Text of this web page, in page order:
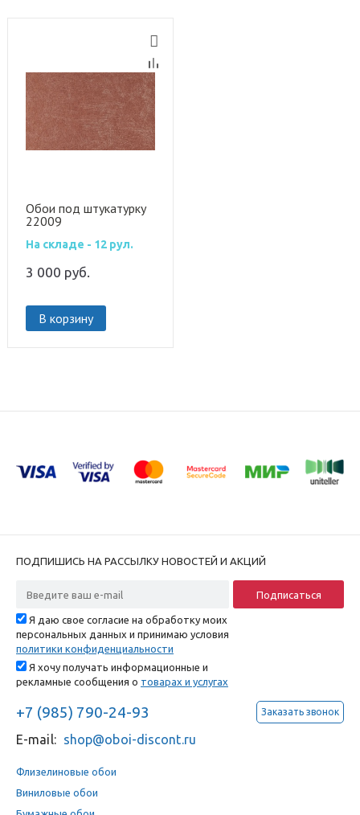
Обои под штукатурку
22009
На складе - 12 рул.
3 000 руб.
В корзину
ПОДПИШИСЬ НА РАССЫЛКУ НОВОСТЕЙ И АКЦИЙ
Я даю свое согласие на обработку моих
персональных данных и принимаю условия
политики конфиденциальности
Я хочу получать информационные и
рекламные сообщения о товарах и услугах
+7 (985) 790-24-93 Заказать звонок
E-mail: shop@oboi-discont.ru
Флизелиновые обои
Виниловые обои